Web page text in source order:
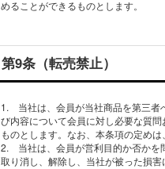
めることができるものとします。
第9条（転売禁止）
1. 当社は、会員が当社商品を第三者
び内容について会員に対し必要な質
ものとします。なお、本条項の定め
2. 当社は、会員が営利目的か否かを
取り消し、解除し、当社が被った損